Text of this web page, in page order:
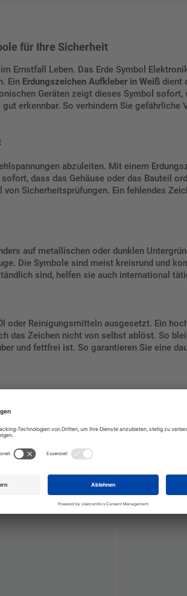
für Ihre Sicherheit
Ernstfall Leben. Das Erde Symbol
Ein Erdungszeichen Aufkleber in Weiß dient
Geräten zeigt dieses Symbol
erkennbar. So verhindern Sie gefährliche
abzuleiten. Mit einem
dass das Gehäuse oder das Bauteil
Sicherheitsprüfungen. Ein fehlendes
auf metallischen oder dunklen
Die Symbole sind meist kreisrund und
sind, helfen sie auch international
oder Reinigungsmitteln ausgesetzt. Ein
das Zeichen nicht von selbst ablöst. So
und fettfrei ist. So garantieren Sie eine
oder Reinigungsmitteln ausgesetzt. Ein
dass sich das Zeichen nicht von
Untergrund sauber und fettfrei ist.